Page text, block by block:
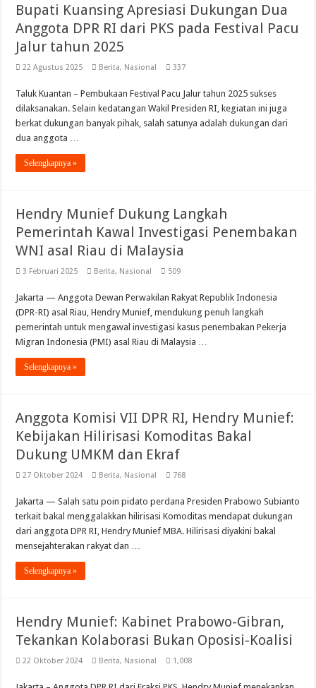
Bupati Kuansing Apresiasi Dukungan Dua
Anggota DPR RI dari PKS pada Festival Pacu
Jalur tahun 2025
22 Agustus 2025 Berita, Nasional 337
Taluk Kuantan – Pembukaan Festival Pacu Jalur tahun 2025 sukses
dilaksanakan. Selain kedatangan Wakil Presiden RI, kegiatan ini juga
berkat dukungan banyak pihak, salah satunya adalah dukungan dari
dua anggota …
Selengkapnya »
Hendry Munief Dukung Langkah
Pemerintah Kawal Investigasi Penembakan
WNI asal Riau di Malaysia
3 Februari 2025 Berita, Nasional 509
Jakarta — Anggota Dewan Perwakilan Rakyat Republik Indonesia
(DPR-RI) asal Riau, Hendry Munief, mendukung penuh langkah
pemerintah untuk mengawal investigasi kasus penembakan Pekerja
Migran Indonesia (PMI) asal Riau di Malaysia …
Selengkapnya »
Anggota Komisi VII DPR RI, Hendry Munief:
Kebijakan Hilirisasi Komoditas Bakal
Dukung UMKM dan Ekraf
27 Oktober 2024 Berita, Nasional 768
Jakarta — Salah satu poin pidato perdana Presiden Prabowo Subianto
terkait bakal menggalakkan hilirisasi Komoditas mendapat dukungan
dari anggota DPR RI, Hendry Munief MBA. Hilirisasi diyakini bakal
mensejahterakan rakyat dan …
Selengkapnya »
Hendry Munief: Kabinet Prabowo-Gibran,
Tekankan Kolaborasi Bukan Oposisi-Koalisi
22 Oktober 2024 Berita, Nasional 1,008